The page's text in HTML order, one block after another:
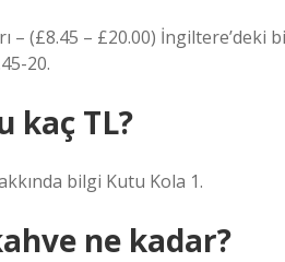
– (£8.45 – £20.00)
20.
kaç TL?
bilgi Kutu Kola 1.
ne kadar?